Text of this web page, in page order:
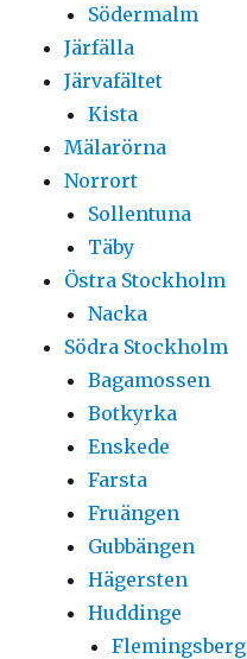
Södermalm
Järfälla
Järvafältet
Kista
Mälarörna
Norrort
Sollentuna
Täby
Östra Stockholm
Nacka
Södra Stockholm
Bagamossen
Botkyrka
Enskede
Farsta
Fruängen
Gubbängen
Hägersten
Huddinge
Flemingsberg